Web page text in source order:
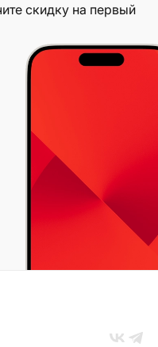
скидку на первый